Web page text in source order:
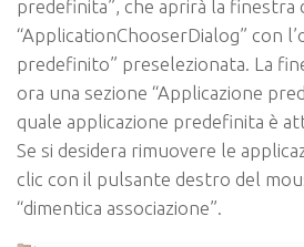
predefinita”, che aprirà la finestra
“ApplicationChooserDialog” con
predefinito” preselezionata. La
ora una sezione “Applicazione
quale applicazione predefinita è
Se si desidera rimuovere le
clic con il pulsante destro del
“dimentica associazione”.